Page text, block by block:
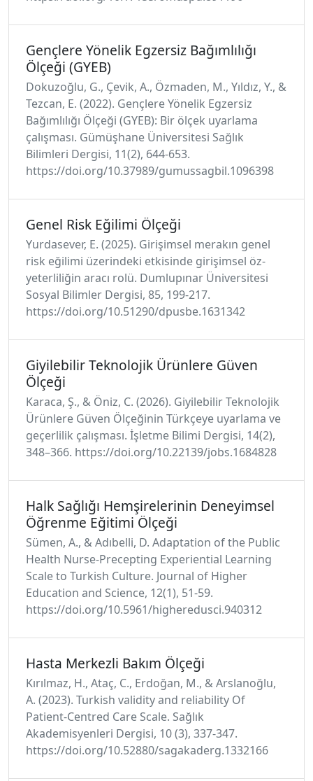
Gençlere Yönelik Egzersiz Bağımlılığı
Ölçeği (GYEB)
Dokuzoğlu, G., Çevik, A., Özmaden, M., Yıldız, Y., &
Tezcan, E. (2022). Gençlere Yönelik Egzersiz
Bağımlılığı Ölçeği (GYEB): Bir ölçek uyarlama
çalışması. Gümüşhane Üniversitesi Sağlık
Bilimleri Dergisi, 11(2), 644-653.
https://doi.org/10.37989/gumussagbil.1096398
Genel Risk Eğilimi Ölçeği
Yurdasever, E. (2025). Girişimsel merakın genel
risk eğilimi üzerindeki etkisinde girişimsel öz-
yeterliliğin aracı rolü. Dumlupınar Üniversitesi
Sosyal Bilimler Dergisi, 85, 199-217.
https://doi.org/10.51290/dpusbe.1631342
Giyilebilir Teknolojik Ürünlere Güven
Ölçeği
Karaca, Ş., & Öniz, C. (2026). Giyilebilir Teknolojik
Ürünlere Güven Ölçeğinin Türkçeye uyarlama ve
geçerlilik çalışması. İşletme Bilimi Dergisi, 14(2),
348–366. https://doi.org/10.22139/jobs.1684828
Halk Sağlığı Hemşirelerinin Deneyimsel
Öğrenme Eğitimi Ölçeği
Sümen, A., & Adıbelli, D. Adaptation of the Public
Health Nurse-Precepting Experiential Learning
Scale to Turkish Culture. Journal of Higher
Education and Science, 12(1), 51-59.
https://doi.org/10.5961/higheredusci.940312
Hasta Merkezli Bakım Ölçeği
Kırılmaz, H., Ataç, C., Erdoğan, M., & Arslanoğlu,
A. (2023). Turkish validity and reliability Of
Patient-Centred Care Scale. Sağlık
Akademisyenleri Dergisi, 10 (3), 337-347.
https://doi.org/10.52880/sagakaderg.1332166